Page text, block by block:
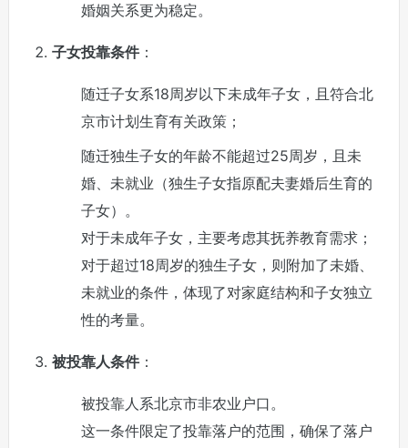
婚姻关系更为稳定。
子女投靠条件：
随迁子女系18周岁以下未成年子女，且符合北
京市计划生育有关政策；
随迁独生子女的年龄不能超过25周岁，且未
婚、未就业（独生子女指原配夫妻婚后生育的
子女）。
对于未成年子女，主要考虑其抚养教育需求；
对于超过18周岁的独生子女，则附加了未婚、
未就业的条件，体现了对家庭结构和子女独立
性的考量。
被投靠人条件：
被投靠人系北京市非农业户口。
这一条件限定了投靠落户的范围，确保了落户